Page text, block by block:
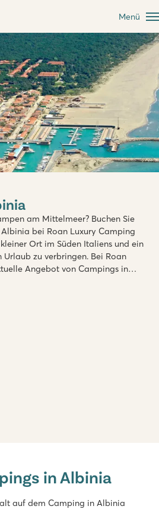
Menü
am Mittelmeer? Buchen Sie
bei Roan Luxury Camping
Ort im Süden Italiens und ein
zu verbringen. Bei Roan
Angebot von Campings in
hält für jeden etwas
- Toskana - San Vincenzo
in Albinia
auf dem Camping in Albinia